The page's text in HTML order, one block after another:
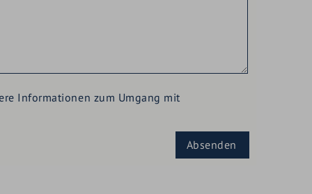
Informationen zum Umgang mit
Absenden